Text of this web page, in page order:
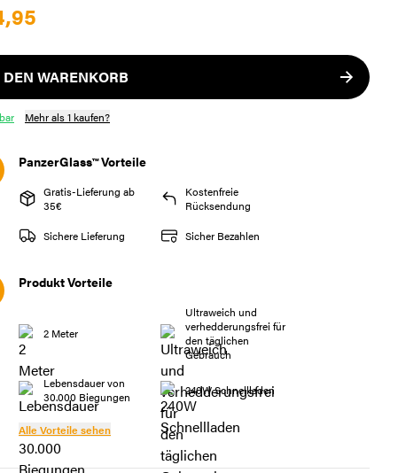
WARENKORB
Mehr als 1 kaufen?
PanzerGlass™ Vorteile
Gratis-Lieferung ab
35€
Kostenfreie
Rücksendung
Sichere Lieferung
Sicher Bezahlen
Produkt Vorteile
2 Meter
Ultraweich und
verhedderungsfrei für
den täglichen
Gebrauch
Lebensdauer von
30.000 Biegungen
240W Schnellladen
Alle Vorteile sehen